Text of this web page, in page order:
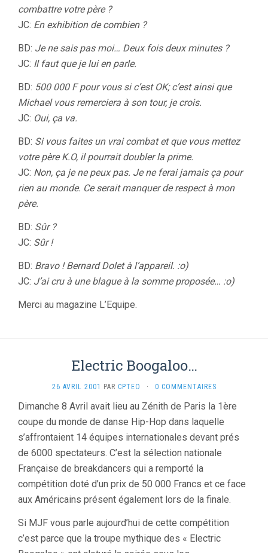
combattre votre père ?
JC: En exhibition de combien ?
BD: Je ne sais pas moi… Deux fois deux minutes ?
JC: Il faut que je lui en parle.
BD: 500 000 F pour vous si c’est OK; c’est ainsi que
Michael vous remerciera à son tour, je crois.
JC: Oui, ça va.
BD: Si vous faites un vrai combat et que vous mettez
votre père K.O, il pourrait doubler la prime.
JC: Non, ça je ne peux pas. Je ne ferai jamais ça pour
rien au monde. Ce serait manquer de respect à mon
père.
BD: Sûr ?
JC: Sûr !
BD: Bravo ! Bernard Dolet à l’appareil. :o)
JC: J’ai cru à une blague à la somme proposée… :o)
Merci au magazine L’Equipe.
Electric Boogaloo…
26 AVRIL 2001 PAR CPTEO · 0 COMMENTAIRES
Dimanche 8 Avril avait lieu au Zénith de Paris la 1ère
coupe du monde de danse Hip-Hop dans laquelle
s’affrontaient 14 équipes internationales devant prés
de 6000 spectateurs. C’est la sélection nationale
Française de breakdancers qui a remporté la
compétition doté d’un prix de 50 000 Francs et ce face
aux Américains présent également lors de la finale.
Si MJF vous parle aujourd’hui de cette compétition
c’est parce que la troupe mythique des « Electric